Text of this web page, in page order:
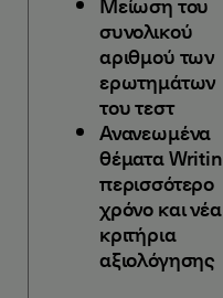
συνολικού
αριθμού των
ερωτημάτων
του τεστ
Ανανεωμένα
θέματα
περισσότερο
χρόνο και νέα
κριτήρια
αξιολόγησης